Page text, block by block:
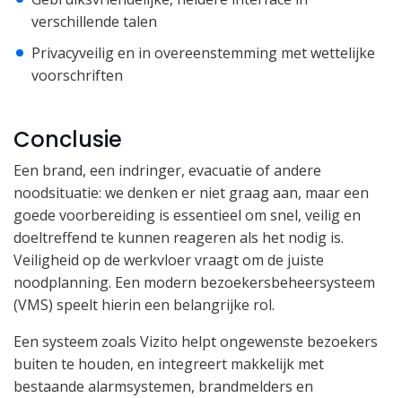
verschillende talen
Privacyveilig en in overeenstemming met wettelijke
voorschriften
Conclusie
Een brand, een indringer, evacuatie of andere
noodsituatie: we denken er niet graag aan, maar een
goede voorbereiding is essentieel om snel, veilig en
doeltreffend te kunnen reageren als het nodig is.
Veiligheid op de werkvloer vraagt om de juiste
noodplanning. Een modern bezoekersbeheersysteem
(VMS) speelt hierin een belangrijke rol.
Een systeem zoals Vizito helpt ongewenste bezoekers
buiten te houden, en integreert makkelijk met
bestaande alarmsystemen, brandmelders en